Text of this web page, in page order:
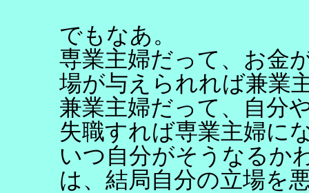
でもなあ。
専業主婦だって、お金
場が与えられれば兼業
兼業主婦だって、自分
失職すれば専業主婦に
いつ自分がそうなるか
は、結局自分の立場を